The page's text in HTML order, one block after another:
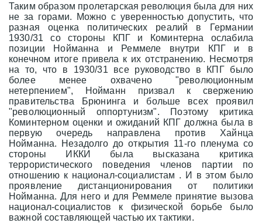
Таким образом пролетарская революция была для них
не за горами. Можно с уверенностью допустить, что
разная оценка политических реалий в Германии
1930/31 со стороны КПГ и Коминтерна ослабила
позиции Нойманна и Реммеле внутри КПГ и в
конечном итоге привела к их отстранению. Несмотря
на то, что в 1930/31 все руководство в КПГ было
более менее охвачено "революционным
нетерпением", Нойманн призвал к свержению
правительства Брюнинга и больше всех проявил
"революционный оппортунизм". Поэтому критика
Коминтерном оценки и ожиданий КПГ должна была в
первую очередь направлена против Хайнца
Нойманна. Незадолго до открытия 11-го пленума со
стороны ИККИ была высказана критика
террористического поведения членов партии по
отношению к национал-социалистам . И в этом было
проявление дистанционирования от политики
Нойманна. Для него и для Реммеле принятие вызова
национал-социалистов к физической борьбе было
важной составляющей частью их тактики.